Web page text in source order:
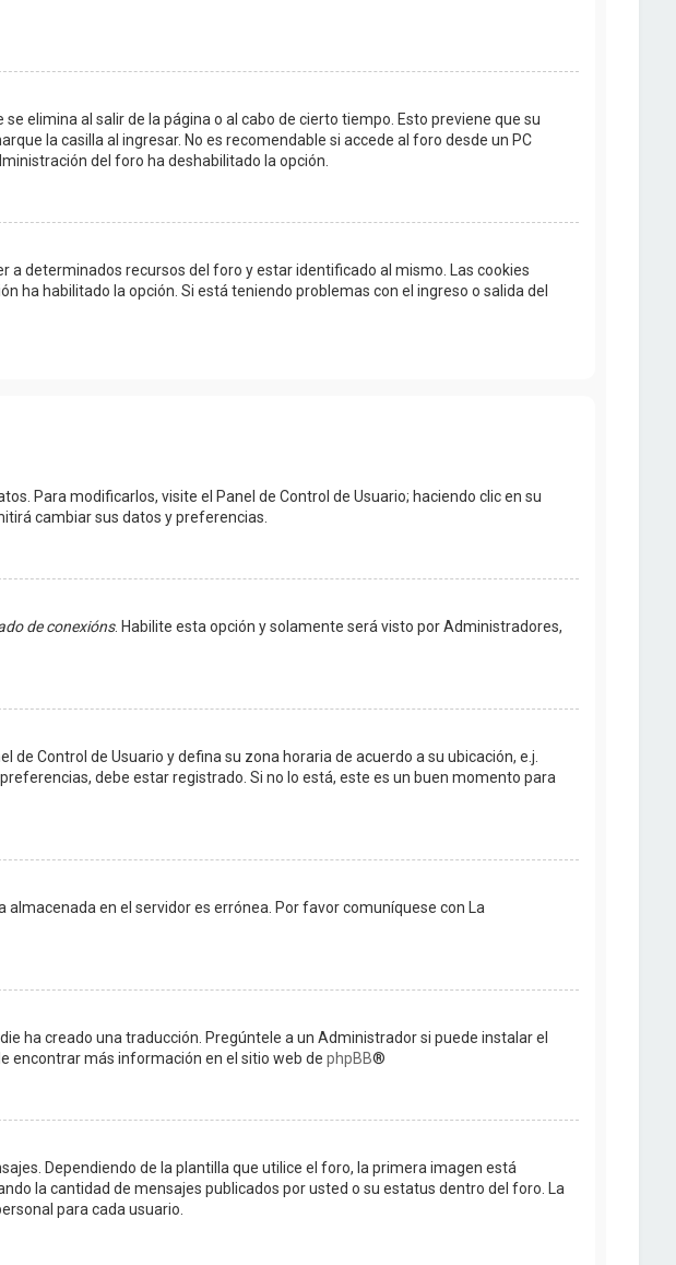
elimina al salir de la página o al cabo de cierto tiempo. Esto previene que su
la casilla al ingresar. No es recomendable si accede al foro desde un PC
del foro ha deshabilitado la opción.
a determinados recursos del foro y estar identificado al mismo. Las cookies
ha habilitado la opción. Si está teniendo problemas con el ingreso o salida del
Para modificarlos, visite el Panel de Control de Usuario; haciendo clic en su
cambiar sus datos y preferencias.
de conexións. Habilite esta opción y solamente será visto por Administradores,
Control de Usuario y defina su zona horaria de acuerdo a su ubicación, e.j.
debe estar registrado. Si no lo está, este es un buen momento para
en el servidor es errónea. Por favor comuníquese con La
ha creado una traducción. Pregúntele a un Administrador si puede instalar el
encontrar más información en el sitio web de phpBB®
Dependiendo de la plantilla que utilice el foro, la primera imagen está
la cantidad de mensajes publicados por usted o su estatus dentro del foro. La
para cada usuario.